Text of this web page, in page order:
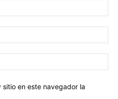
sitio en este navegador la